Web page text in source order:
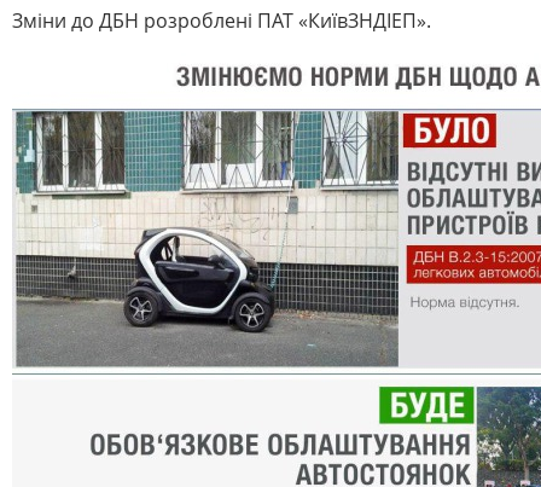
Зміни до ДБН розроблені ПАТ «КиївЗНДІЕП».